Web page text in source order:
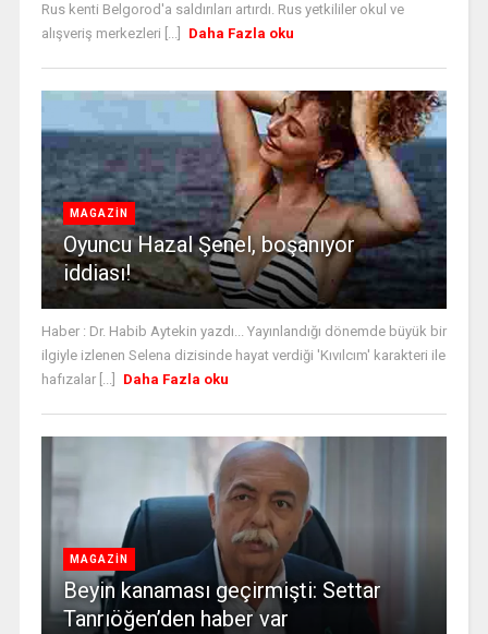
Rus kenti Belgorod'a saldırıları artırdı. Rus yetkililer okul ve
alışveriş merkezleri [...]
Daha Fazla oku
MAGAZİN
Oyuncu Hazal Şenel, boşanıyor
iddiası!
Haber : Dr. Habib Aytekin yazdı... Yayınlandığı dönemde büyük bir
ilgiyle izlenen Selena dizisinde hayat verdiği 'Kıvılcım' karakteri ile
hafızalar [...]
Daha Fazla oku
MAGAZİN
Beyin kanaması geçirmişti: Settar
Tanrıöğen’den haber var